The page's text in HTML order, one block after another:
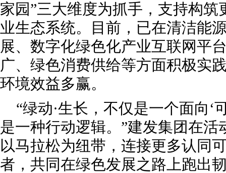
家园”三大维度为抓手，支持构筑
业生态系统。目前，已在清洁能
展、数字化绿色化产业互联网平
广、绿色消费供给等方面积极实
环境效益多赢。
“绿动·生长，不仅是一个面向‘
是一种行动逻辑。”建发集团在活
以马拉松为纽带，连接更多认同
者，共同在绿色发展之路上跑出